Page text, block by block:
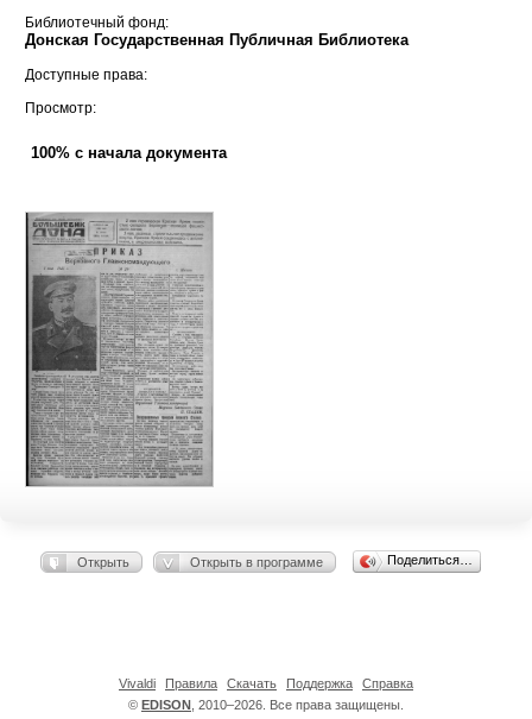
Библиотечный фонд:
Донская Государственная Публичная Библиотека
Доступные права:
Просмотр:
100% с начала документа
Открыть Открыть в программе Поделиться…
© EDISON , 2010–2026. Все права защищены.
Vivaldi Правила Скачать Поддержка Справка